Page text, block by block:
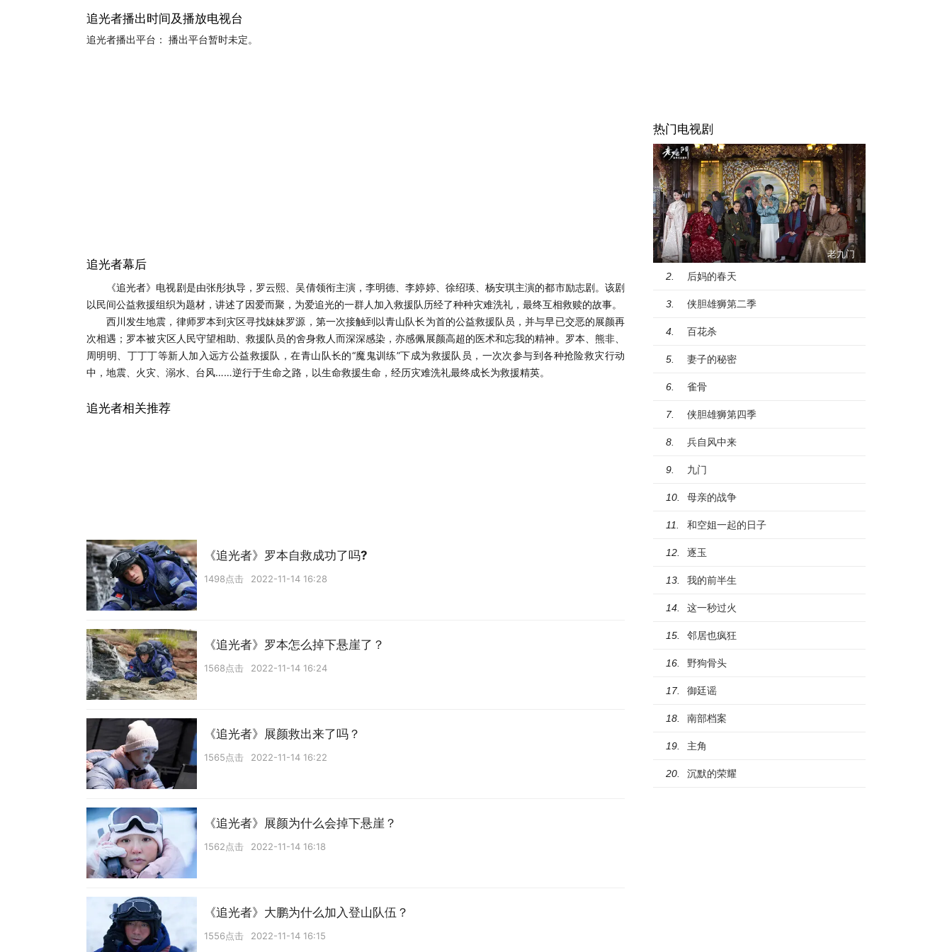
追光者播出时间及播放电视台
追光者播出平台： 播出平台暂时未定。
追光者幕后
《追光者》电视剧是由张彤执导，罗云熙、吴倩领衔主演，李明德、李婷婷、徐绍瑛、杨安琪主演的都市励志剧。该剧
以民间公益救援组织为题材，讲述了因爱而聚，为爱追光的一群人加入救援队历经了种种灾难洗礼，最终互相救赎的故事。
西川发生地震，律师罗本到灾区寻找妹妹罗源，第一次接触到以青山队长为首的公益救援队员，并与早已交恶的展颜再
次相遇；罗本被灾区人民守望相助、救援队员的舍身救人而深深感染，亦感佩展颜高超的医术和忘我的精神。罗本、熊非、
周明明、丁丁丁等新人加入远方公益救援队，在青山队长的“魔鬼训练”下成为救援队员，一次次参与到各种抢险救灾行动
中，地震、火灾、溺水、台风……逆行于生命之路，以生命救援生命，经历灾难洗礼最终成长为救援精英。
追光者相关推荐
《追光者》罗本自救成功了吗?
1498点击 2022-11-14 16:28
《追光者》罗本怎么掉下悬崖了？
1568点击 2022-11-14 16:24
《追光者》展颜救出来了吗？
1565点击 2022-11-14 16:22
《追光者》展颜为什么会掉下悬崖？
1562点击 2022-11-14 16:18
《追光者》大鹏为什么加入登山队伍？
1556点击 2022-11-14 16:15
热门电视剧
老九门
2.
后妈的春天
3. 侠胆雄狮第二季
4. 百花杀
5. 妻子的秘密
6. 雀骨
7. 侠胆雄狮第四季
8. 兵自风中来
9. 九门
10. 母亲的战争
11. 和空姐一起的日子
12. 逐玉
13. 我的前半生
14. 这一秒过火
15. 邻居也疯狂
16. 野狗骨头
17. 御廷谣
18. 南部档案
19. 主角
20. 沉默的荣耀